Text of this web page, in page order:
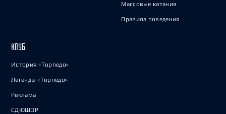
Массовые катания
Правила поведения
КЛУБ
История «Торпедо»
Легенды «Торпедо»
Реклама
СДЮШОР